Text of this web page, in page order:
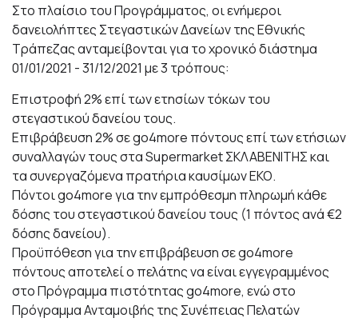
Στο πλαίσιο του Προγράμματος, οι ενήμεροι
δανειολήπτες Στεγαστικών Δανείων της Εθνικής
Τράπεζας ανταμείβονται για το χρονικό διάστημα
01/01/2021 - 31/12/2021 με 3 τρόπους:
Επιστροφή 2% επί των ετησίων τόκων του
στεγαστικού δανείου τους.
Επιβράβευση 2% σε go4more πόντους επί των ετήσιων
συναλλαγών τους στα Supermarket ΣΚΛΑΒΕΝΙΤΗΣ και
τα συνεργαζόμενα πρατήρια καυσίμων ΕΚΟ.
Πόντοι go4more για την εμπρόθεσμη πληρωμή κάθε
δόσης του στεγαστικού δανείου τους (1 πόντος ανά €2
δόσης δανείου).
Προϋπόθεση για την επιβράβευση σε go4more
πόντους αποτελεί ο πελάτης να είναι εγγεγραμμένος
στο Πρόγραμμα πιστότητας go4more, ενώ στο
Πρόγραμμα Ανταμοιβής της Συνέπειας Πελατών